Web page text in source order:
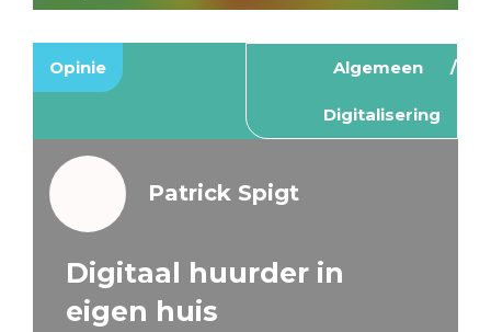
Opinie Algemeen
Digitalisering
Patrick Spigt
Digitaal huurder in
eigen huis